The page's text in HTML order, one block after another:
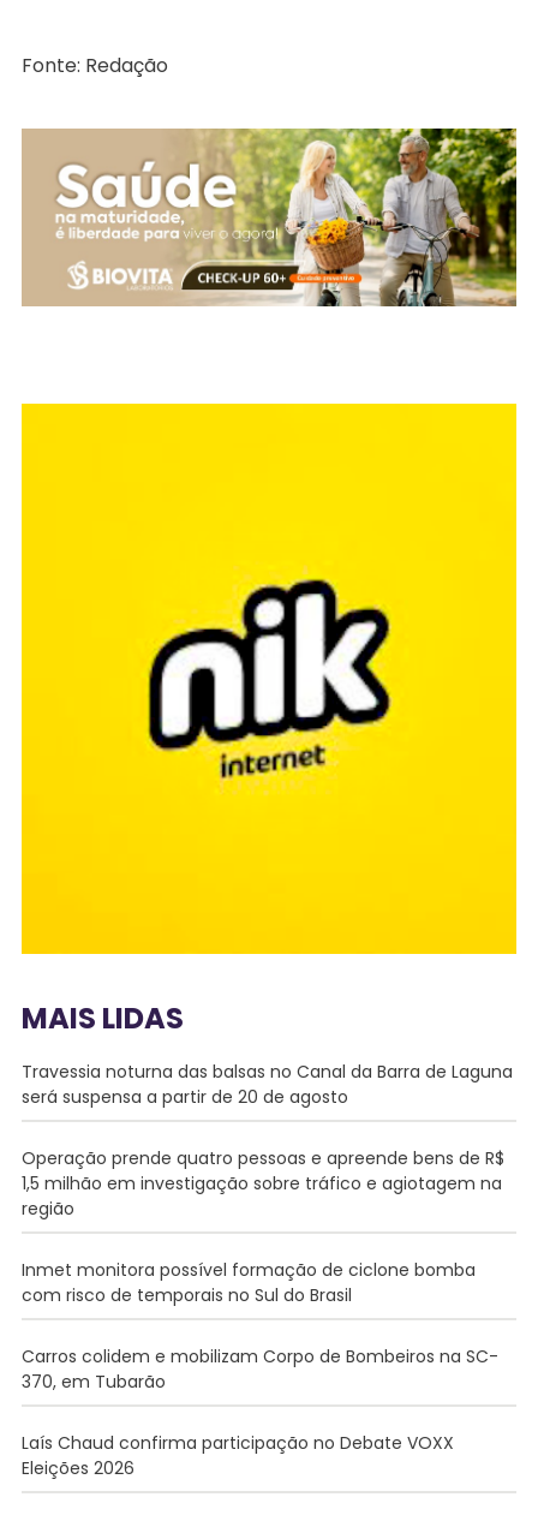
Fonte: Redação
MAIS LIDAS
Travessia noturna das balsas no Canal da Barra de Laguna
será suspensa a partir de 20 de agosto
Operação prende quatro pessoas e apreende bens de R$
1,5 milhão em investigação sobre tráfico e agiotagem na
região
Inmet monitora possível formação de ciclone bomba
com risco de temporais no Sul do Brasil
Carros colidem e mobilizam Corpo de Bombeiros na SC-
370, em Tubarão
Laís Chaud confirma participação no Debate VOXX
Eleições 2026